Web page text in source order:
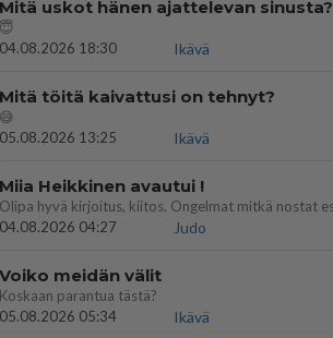
Mitä uskot hänen ajattelevan sinusta?
😇
04.08.2026 18:30
Ikävä
Mitä töitä kaivattusi on tehnyt?
😅
05.08.2026 13:25
Ikävä
Miia Heikkinen avautui !
04.08.2026 04:27
Judo
Voiko meidän välit
Koskaan parantua tästä?
05.08.2026 05:34
Ikävä